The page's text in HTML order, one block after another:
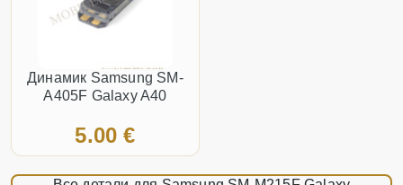
Динамик Samsung SM-
A405F Galaxy A40
5.00 €